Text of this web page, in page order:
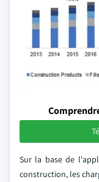
Sur la base de
construction, les